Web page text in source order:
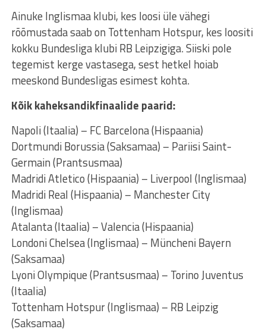
Ainuke Inglismaa klubi, kes loosi üle vähegi
rõõmustada saab on Tottenham Hotspur, kes loositi
kokku Bundesliga klubi RB Leipzigiga. Siiski pole
tegemist kerge vastasega, sest hetkel hoiab
meeskond Bundesligas esimest kohta.
Kõik kaheksandikfinaalide paarid:
Napoli (Itaalia) – FC Barcelona (Hispaania)
Dortmundi Borussia (Saksamaa) – Pariisi Saint-
Germain (Prantsusmaa)
Madridi Atletico (Hispaania) – Liverpool (Inglismaa)
Madridi Real (Hispaania) – Manchester City
(Inglismaa)
Atalanta (Itaalia) – Valencia (Hispaania)
Londoni Chelsea (Inglismaa) – Müncheni Bayern
(Saksamaa)
Lyoni Olympique (Prantsusmaa) – Torino Juventus
(Itaalia)
Tottenham Hotspur (Inglismaa) – RB Leipzig
(Saksamaa)